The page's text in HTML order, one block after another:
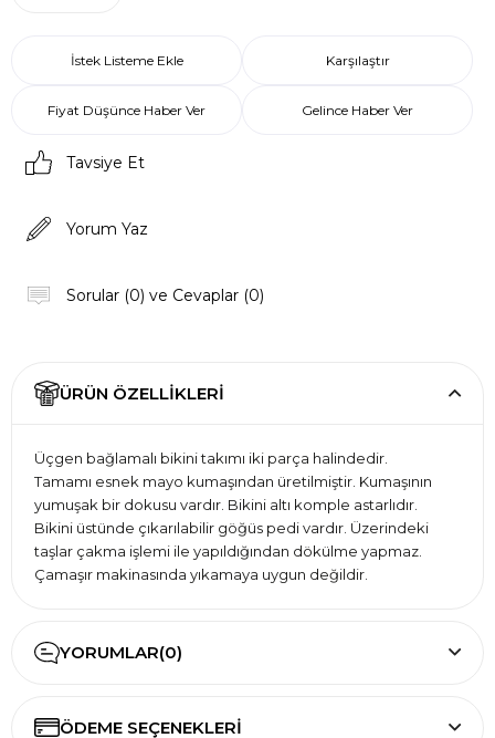
İstek Listeme Ekle Karşılaştır
Fiyat Düşünce Haber Ver Gelince Haber Ver
Tavsiye Et
Yorum Yaz
Sorular (0) ve Cevaplar (0)
ÜRÜN ÖZELLIKLERI
Üçgen bağlamalı bikini takımı iki parça halindedir.
Tamamı esnek mayo kumaşından üretilmiştir. Kumaşının
yumuşak bir dokusu vardır. Bikini altı komple astarlıdır.
Bikini üstünde çıkarılabilir göğüs pedi vardır. Üzerindeki
taşlar çakma işlemi ile yapıldığından dökülme yapmaz.
Çamaşır makinasında yıkamaya uygun değildir.
YORUMLAR(0)
ÖDEME SEÇENEKLERI